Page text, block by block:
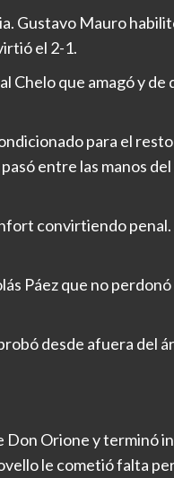
Gustavo Mauro
el 2-1.
Chelo que amagó y de
para el
entre las manos
convirtiendo
Páez que no
desde afuera del
Don Orione y terminó
le cometió falta